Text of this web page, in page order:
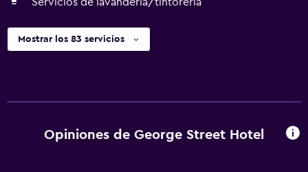
Mostrar los 83 servicios
Opiniones de George Street Hotel